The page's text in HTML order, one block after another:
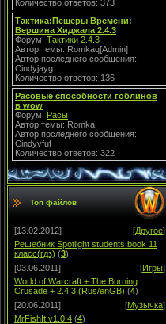
Количество ответов: 373
Тактика:Пещеры Времени:
Вершина Хиджала 2.4.3
Форум: Тактики 2.4.3
Автор темы: Romkaq[Admin]
Автор последнего сообщения:
Cindyjayg
Количество ответов: 136
Расовые способности гоблинов
в wow
Форум: Расы
Автор темы: Romka
Автор последнего сообщения:
Cindyvfuf
Количество ответов: 322
Топ файлов
[13.02.2012] [Другое]
Решебник Spotlight students book 11
класс(гдз) (3)
[03.06.2011]
[Игры]
World of Warcraft + The Burning
Crusade + 2.4.3 (Rus/enGB) (4)
[20.06.2011]
[Музычка]
MrFishIt v1.0.4 (4)